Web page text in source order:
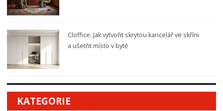
Cloffice: Jak vytvořit skrytou kancelář ve skříni
a ušetřit místo v bytě
KATEGORIE